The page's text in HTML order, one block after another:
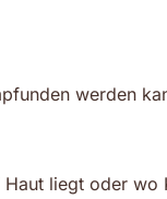
werden
liegt oder wo